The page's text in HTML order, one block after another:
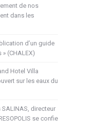
de nos
dans les
d’un guide
» (CHALEX)
Hotel Villa
sur les eaux du
SALINAS, directeur
se confie